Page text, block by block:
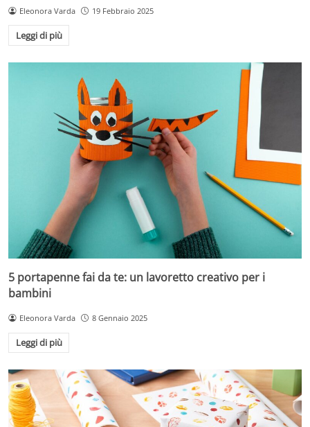
Eleonora Varda 19 Febbraio 2025
Leggi di più
5 portapenne fai da te: un lavoretto creativo per i
bambini
Eleonora Varda 8 Gennaio 2025
Leggi di più